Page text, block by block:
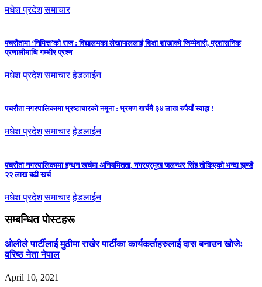
मधेश प्रदेश समाचार
पचरौतामा ‘निमित्त’को राज : विद्यालयका लेखापाललाई शिक्षा शाखाको जिम्मेवारी, प्रशासनिक
प्रणालीमाथि गम्भीर प्रश्न
मधेश प्रदेश समाचार हेडलाईन
पचरौता नगरपालिकामा भ्रष्टाचारको नमूना : भ्रमण खर्चमै ३४ लाख रुपैयाँ स्वाहा !
मधेश प्रदेश समाचार हेडलाईन
पचरौता नगरपालिकामा इन्धन खर्चमा अनियमितता, नगरप्रमुख जलन्धर सिंह तोकिएको भन्दा झण्डै
२२ लाख बढी खर्च
मधेश प्रदेश समाचार हेडलाईन
सम्बन्धित पोस्टहरू
ओलीले पार्टीलाई मुठीमा राखेर पार्टीका कार्यकर्ताहरुलाई दास बनाउन खोजेः
वरिष्ठ नेता नेपाल
April 10, 2021